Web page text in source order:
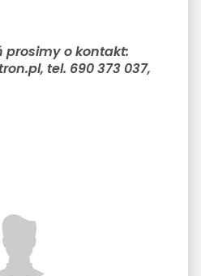
prosimy o kontakt:
tel. 690 373 037,